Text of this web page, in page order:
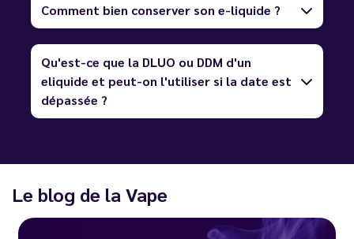
Comment bien conserver son e-liquide ?
Qu'est-ce que la DLUO ou DDM d'un
eliquide et peut-on l'utiliser si la date est
dépassée ?
Le blog de la Vape